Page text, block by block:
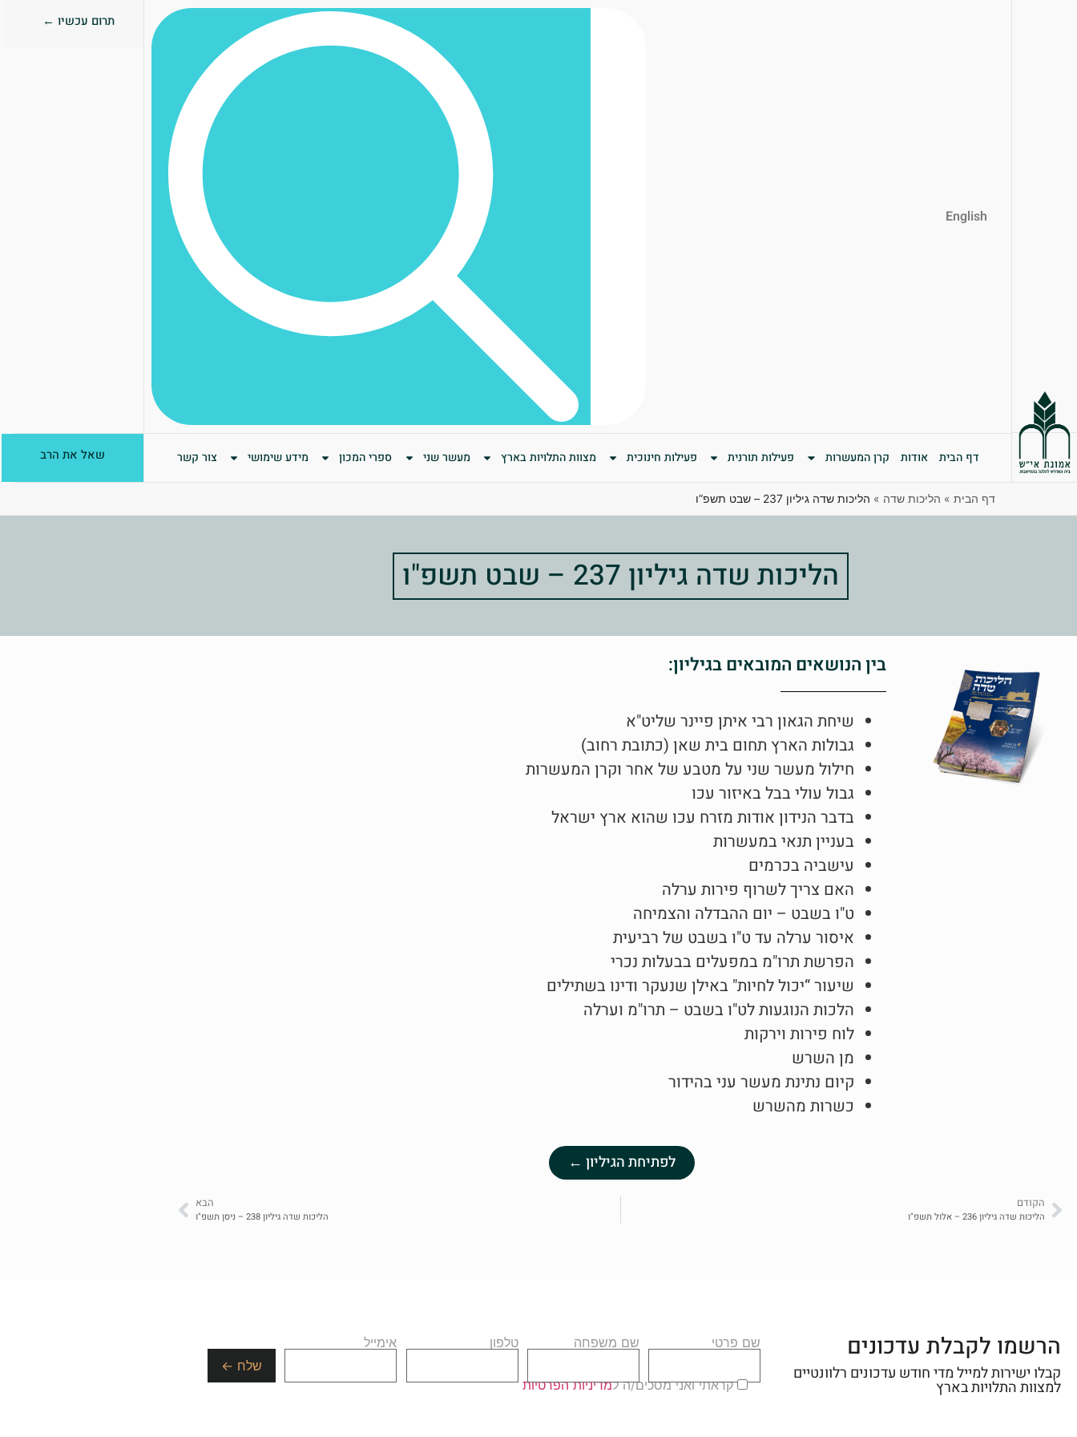
English
תרום עכשיו ←
דף הבית אודות קרן המעשרות פעילות תורנית פעילות חינוכית מצוות התלויות בארץ מעשר שני ספרי המכון מידע שימושי צור קשר שאל את הרב
דף הבית » הליכות שדה » הליכות שדה גיליון 237 – שבט תשפ”ו
הליכות שדה גיליון 237 – שבט תשפ"ו
בין הנושאים המובאים בגיליון:
שיחת הגאון רבי איתן פיינר שליט"א
גבולות הארץ תחום בית שאן (כתובת רחוב)
חילול מעשר שני על מטבע של אחר וקרן המעשרות
גבול עולי בבל באיזור עכו
בדבר הנידון אודות מזרח עכו שהוא ארץ ישראל
בעניין תנאי במעשרות
עישביה בכרמים
האם צריך לשרוף פירות ערלה
ט"ו בשבט – יום ההבדלה והצמיחה
איסור ערלה עד ט"ו בשבט של רביעית
הפרשת תרו"מ במפעלים בבעלות נכרי
שיעור “יכול לחיות" באילן שנעקר ודינו בשתילים
הלכות הנוגעות לט"ו בשבט – תרו"מ וערלה
לוח פירות וירקות
מן השרש
קיום נתינת מעשר עני בהידור
כשרות מהשרש
לפתיחת הגיליון ←
הקודם
הליכות שדה גיליון 236 – אלול תשפ"ו
הבא
הליכות שדה גיליון 238 – ניסן תשפ"ו
הרשמו לקבלת עדכונים
קבלו ישירות למייל מדי חודש עדכונים רלוונטיים
למצוות התלויות בארץ
שם פרטי שם משפחה טלפון אימייל
קראתי ואני מסכים/ה למדיניות הפרטיות